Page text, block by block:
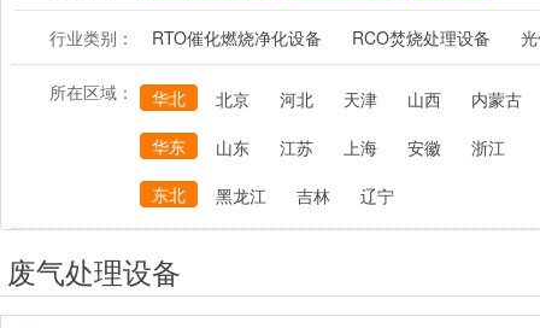
行业类别： RTO催化燃烧净化设备 RCO焚烧处理设备
所在区域： 华北 北京 河北 天津 山西
内蒙古
华东
山东 江苏 上海 安徽
浙江
东北
黑龙江 吉林 辽宁
废气处理设备